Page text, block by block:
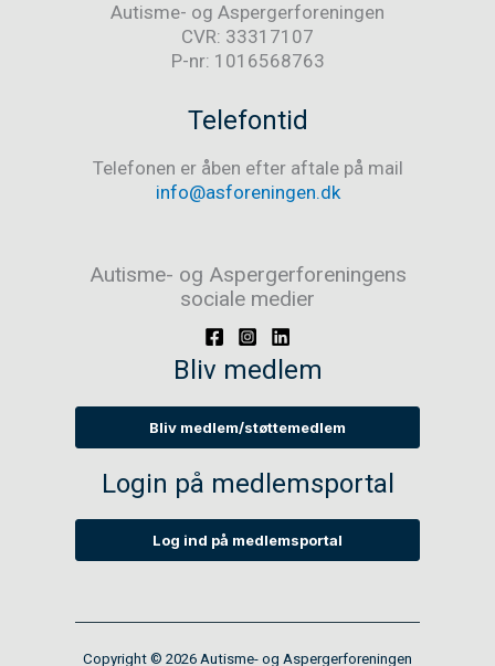
Autisme- og Aspergerforeningen
CVR: 33317107
P-nr: 1016568763
Telefontid
Telefonen er åben efter aftale på mail
info@asforeningen.dk
Autisme- og Aspergerforeningens
sociale medier
Bliv medlem
Bliv medlem/støttemedlem
Login på medlemsportal
Log ind på medlemsportal
Copyright © 2026 Autisme- og Aspergerforeningen